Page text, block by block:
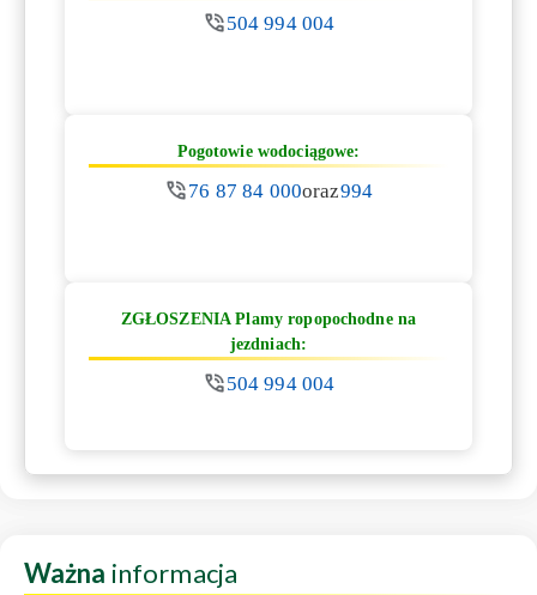
504 994 004
Pogotowie wodociągowe:
76 87 84 000oraz994
ZGŁOSZENIA Plamy ropopochodne na
jezdniach:
504 994 004
Ważna informacja